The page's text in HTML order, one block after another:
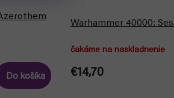
Do košíka
Warhammer 40000:
čakáme na naskladnenie
€14,70